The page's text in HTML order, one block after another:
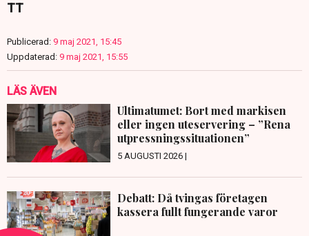
TT
Publicerad: 9 maj 2021, 15:45
Uppdaterad: 9 maj 2021, 15:55
LÄS ÄVEN
Ultimatumet: Bort med markisen
eller ingen uteservering – ”Rena
utpressningssituationen”
5 AUGUSTI 2026 |
Debatt: Då tvingas företagen
kassera fullt fungerande varor